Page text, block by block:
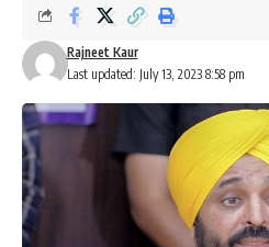
Last updated: July 13, 2023 8:58 pm
Rajneet Kaur